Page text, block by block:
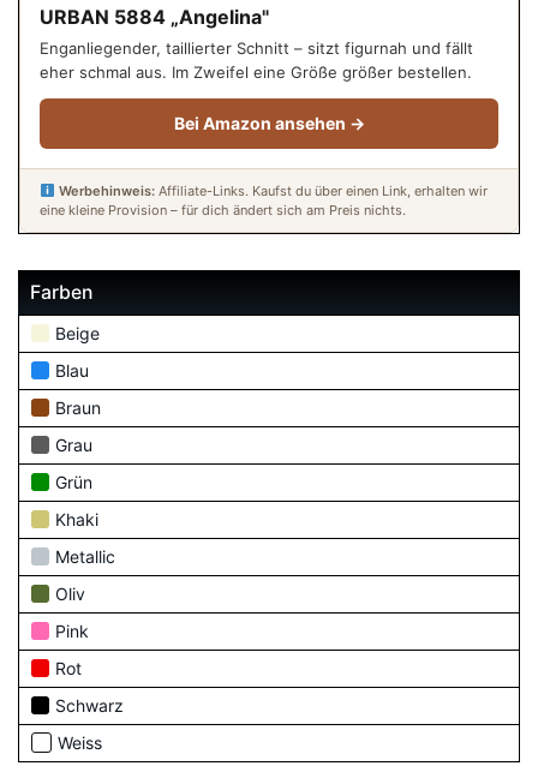
URBAN 5884 „Angelina"
Enganliegender, taillierter Schnitt – sitzt figurnah und fällt
eher schmal aus. Im Zweifel eine Größe größer bestellen.
Bei Amazon ansehen →
Werbehinweis:Affiliate-Links. Kaufst du über einen Link, erhalten wir
eine kleine Provision – für dich ändert sich am Preis nichts.
Farben
Beige
Blau
Braun
Grau
Grün
Khaki
Metallic
Oliv
Pink
Rot
Schwarz
Weiss